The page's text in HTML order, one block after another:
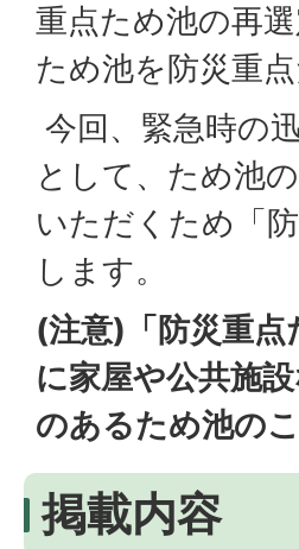
重点ため池の再
ため池を防災重
今回、緊急時の
として、ため池
いただくため「
します。
(注意)「防災重
に家屋や公共施
のあるため池のこ
掲載内容